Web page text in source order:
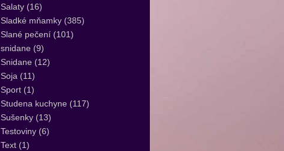
Salaty (16)
Sladké mňamky (385)
Slané pečení (101)
snidane (9)
Snidane (12)
Soja (11)
Sport (1)
Studena kuchyne (117)
Sušenky (13)
Testoviny (6)
Text (1)